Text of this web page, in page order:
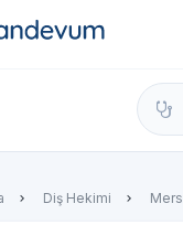
- Diş Hekimi
Diş Hekimi